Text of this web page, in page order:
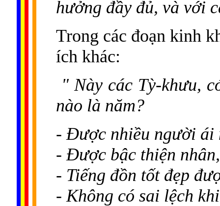
hưởng đầy đủ, và với
Trong các đoạn kinh
ích khác:
" Này các Tỳ-khưu,
nào là năm?
- Được nhiều người ái
- Được bậc thiện
- Tiếng đồn tốt đẹp
- Không có sai lệch